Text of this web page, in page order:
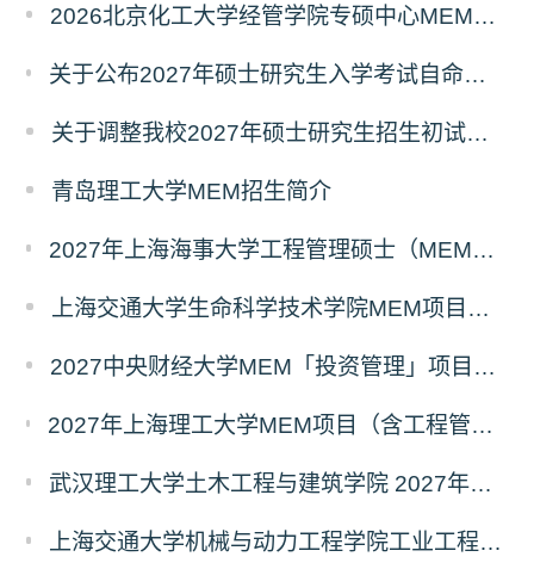
2026北京化工大学经管学院专硕中心MEM拟录取分析解读
关于公布2027年硕士研究生入学考试自命题考试科目考试大纲的通知
关于调整我校2027年硕士研究生招生初试科目的公告
青岛理工大学MEM招生简介
2027年上海海事大学工程管理硕士（MEM）宁波产教融合研究生培养项目
上海交通大学生命科学技术学院MEM项目全新介绍
2027中央财经大学MEM「投资管理」项目招生专题正式上线
2027年上海理工大学MEM项目（含工程管理、工业工程与管理、物流工程与管理）奖助学金政策发布
武汉理工大学土木工程与建筑学院 2027年工程管理硕士（MEM）招生简章
上海交通大学机械与动力工程学院工业工程学科硕士生招生专业及统考科目调整公告